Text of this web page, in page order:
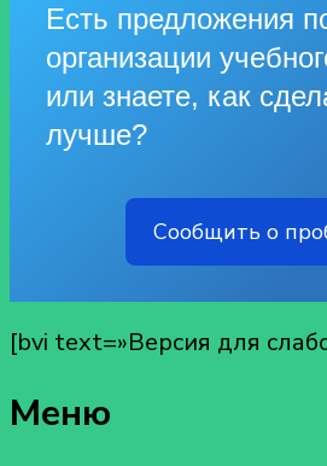
Есть предложения
организации
или знаете, как
лучше?
Сообщить о
[bvi text=»Версия для
Меню